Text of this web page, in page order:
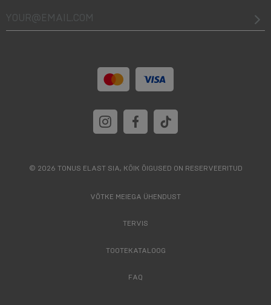
your@email.com
© 2026 TONUS ELAST SIA, KÕIK ÕIGUSED ON RESERVEERITUD
VÕTKE MEIEGA ÜHENDUST
TERVIS
TOOTEKATALOOG
FAQ